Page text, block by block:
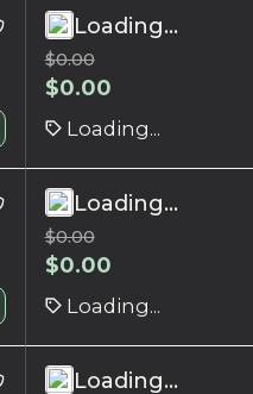
Loading...
$0.00
$0.00
Loading...
Loading...
$0.00
$0.00
Loading...
Loading...